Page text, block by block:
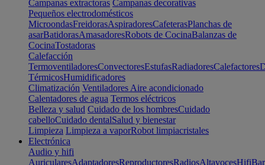
Campanas extractoras Campanas decorativas
Pequeños electrodomésticos
MicroondasFreidorasAspiradoresCafeterasPlanchas de
asarBatidorasAmasadoresRobots de CocinaBalanzas de
CocinaTostadoras
Calefacción
TermoventiladoresConvectoresEstufasRadiadoresCalefactores
TérmicosHumidificadores
Climatización Ventiladores Aire acondicionado
Calentadores de agua Termos eléctricos
Belleza y salud Cuidado de los hombresCuidado
cabelloCuidado dentalSalud y bienestar
Limpieza Limpieza a vaporRobot limpiacristales
Electrónica
Audio y hifi
AuricularesAdaptadoresReproductoresRadiosAltavocesHifi